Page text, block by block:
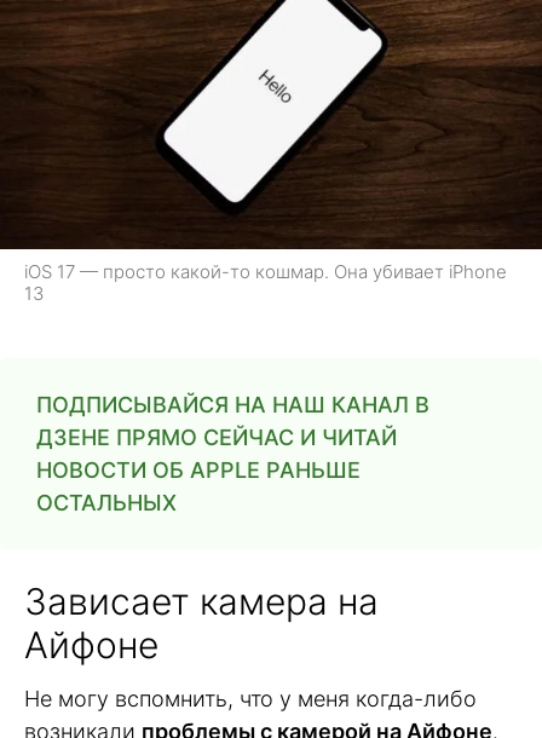
iOS 17 — просто какой-то кошмар. Она убивает iPhone
13
ПОДПИСЫВАЙСЯ НА НАШ КАНАЛ В
ДЗЕНЕ ПРЯМО СЕЙЧАС И ЧИТАЙ
НОВОСТИ ОБ APPLE РАНЬШЕ
ОСТАЛЬНЫХ
Зависает камера на
Айфоне
Не могу вспомнить, что у меня когда-либо
возникали проблемы с камерой на Айфоне.